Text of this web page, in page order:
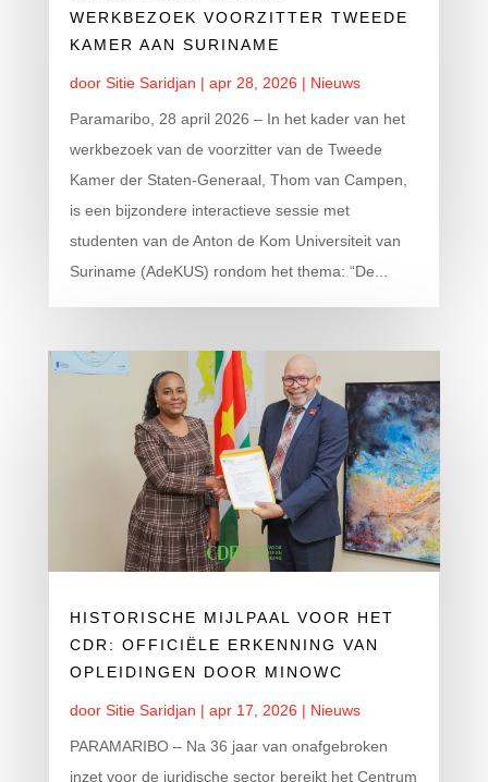
WERKBEZOEK VOORZITTER TWEEDE
KAMER AAN SURINAME
door Sitie Saridjan | apr 28, 2026 | Nieuws
Paramaribo, 28 april 2026 – In het kader van het
werkbezoek van de voorzitter van de Tweede
Kamer der Staten-Generaal, Thom van Campen,
is een bijzondere interactieve sessie met
studenten van de Anton de Kom Universiteit van
Suriname (AdeKUS) rondom het thema: “De...
HISTORISCHE MIJLPAAL VOOR HET
CDR: OFFICIËLE ERKENNING VAN
OPLEIDINGEN DOOR MINOWC
door Sitie Saridjan | apr 17, 2026 | Nieuws
PARAMARIBO – Na 36 jaar van onafgebroken
inzet voor de juridische sector bereikt het Centrum